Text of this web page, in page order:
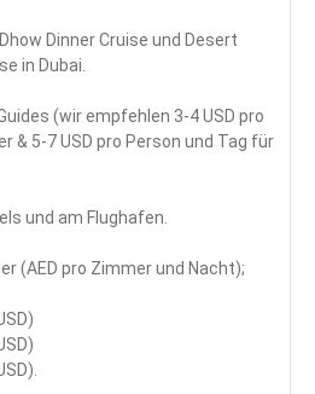
Dinner Cruise und Desert
in Dubai.
(wir empfehlen 3-4 USD pro
& 5-7 USD pro Person und Tag für
und am Flughafen.
(AED pro Zimmer und Nacht);